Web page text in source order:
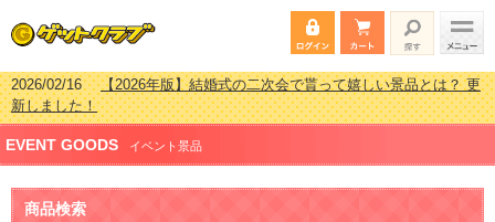
2026/02/16【2026年版】結婚式の二次会で貰って嬉しい景品とは？ 更
新しました！
2026/02/03【2026年版】ゴルフコンペ景品 3000円未満［2000円～
2999円編］もらってうれしい人気ラ…
2026/07/15【2026年版】ビンゴゲーム景品おすすめ金額別人気ランキ
ング 更新しました！
2026/04/03
EVENT GOODS イベント景品
商品検索